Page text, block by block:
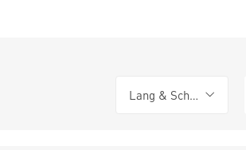
Lang & Schwarz